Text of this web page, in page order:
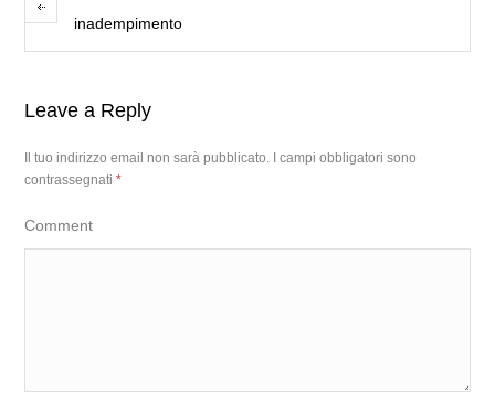
inadempimento
Leave a Reply
Il tuo indirizzo email non sarà pubblicato.
I campi obbligatori sono
contrassegnati*
Comment